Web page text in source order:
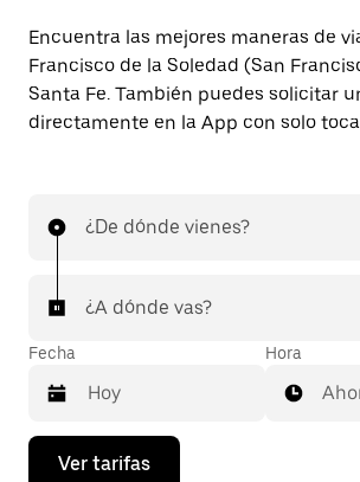
Encuentra las mejores maneras de
Francisco de la Soledad (San
Santa Fe. También puedes solicitar
directamente en la App con solo
¿De dónde vienes?
¿A dónde vas?
Fecha
Presiona
Hora
Ver tarifas